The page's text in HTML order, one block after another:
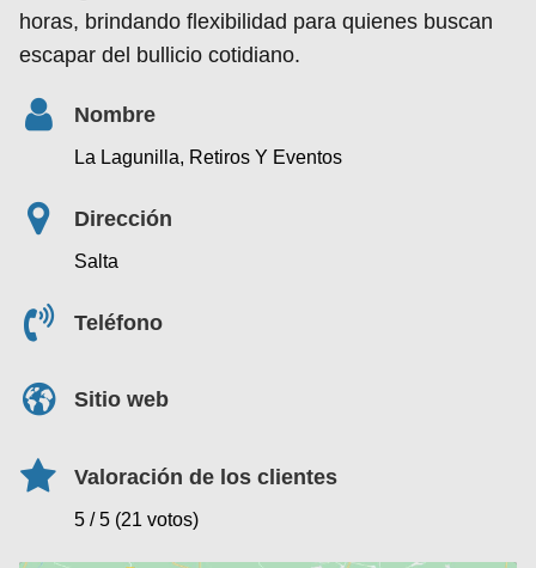
horas, brindando flexibilidad para quienes buscan
escapar del bullicio cotidiano.
Nombre
La Lagunilla, Retiros Y Eventos
Dirección
Salta
Teléfono
Sitio web
Valoración de los clientes
5 / 5 (21 votos)